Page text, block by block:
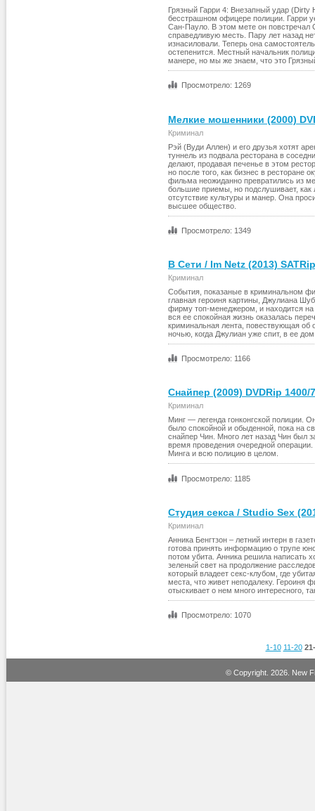
Грязный Гарри 4: Внезапный удар
бесстрашном офицере полиции. Гарри
Сан-Пауло. В этом мете он повстречал
справедливую месть. Пару лет назад
изнасиловали. Теперь она
остепенится. Местный начальник
манере, но мы же знаем, что это
Просмотрело: 1269
Мелкие мошенники (2000)
Криминал
Рэй (Вуди Аллен) и его друзья хотят
туннель из подвала ресторана в
делают, продавая печенье в этом
но после того, как бизнес в ресторане
фильма неожиданно превратились из
большие приемы, но подслушивает, как
отсутствие культуры и манер. Она
высшее общество.
Просмотрело: 1349
В Сети / Im Netz (2013)
Криминал
События, показаные в криминальном
главная героиня картины, Джулиана
фирму топ-менеджером, и находится
вся ее спокойная жизнь оказалась
криминальная лента, повествующая
ночью, когда Джулиан уже спит, в ее
Просмотрело: 1166
Снайпер (2009) DVDRip 1400/
Криминал
Минг — легенда гонконгской полиции.
было спокойной и обыденной, пока на
снайпер Чин. Много лет назад Чин был
время проведения очередной операции.
Минга и всю полицию в целом.
Просмотрело: 1185
Студия секса / Studio Sex
Криминал
Анника Бенгтзон – летний интерн в
готова принять информацию о трупе
потом убита. Анника решила написать
зеленый свет на продолжение
который владеет секс-клубом, где
места, что живет неподалеку. Героиня
отыскивает о нем много интересного,
Просмотрело: 1070
1-10 11-20
© Copyright. 2026. New